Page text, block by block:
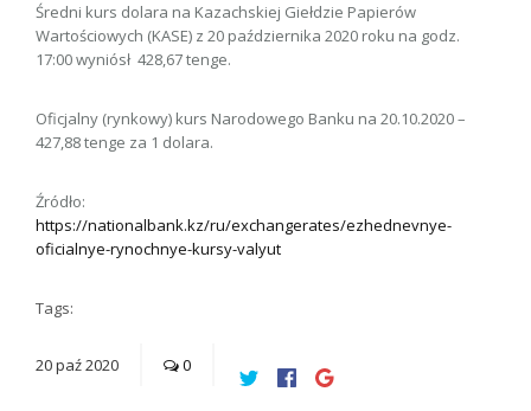
Średni kurs dolara na Kazachskiej Giełdzie Papierów
Wartościowych (KASE) z 20 października 2020 roku na godz.
17:00 wyniósł 428,67 tenge.
Oficjalny (rynkowy) kurs Narodowego Banku na 20.10.2020 –
427,88 tenge za 1 dolara.
Źródło:
https://nationalbank.kz/ru/exchangerates/ezhednevnye-
oficialnye-rynochnye-kursy-valyut
Tags:
20paź2020 0